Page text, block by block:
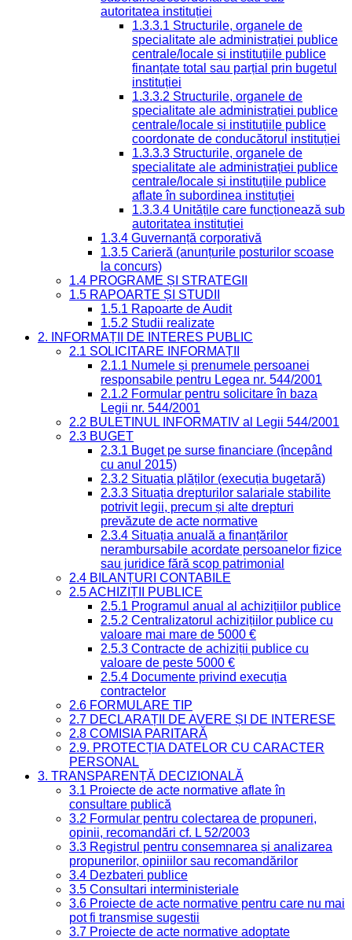
autoritatea instituției
1.3.3.1 Structurile, organele de
specialitate ale administrației publice
centrale/locale și instituțiile publice
finanțate total sau parțial prin bugetul
instituției
1.3.3.2 Structurile, organele de
specialitate ale administrației publice
centrale/locale și instituțiile publice
coordonate de conducătorul instituției
1.3.3.3 Structurile, organele de
specialitate ale administrației publice
centrale/locale și instituțiile publice
aflate în subordinea instituției
1.3.3.4 Unitățile care funcționează sub
autoritatea instituției
1.3.4 Guvernanță corporativă
1.3.5 Carieră (anunțurile posturilor scoase
la concurs)
1.4 PROGRAME ȘI STRATEGII
1.5 RAPOARTE ȘI STUDII
1.5.1 Rapoarte de Audit
1.5.2 Studii realizate
2. INFORMAȚII DE INTERES PUBLIC
2.1 SOLICITARE INFORMAȚII
2.1.1 Numele și prenumele persoanei
responsabile pentru Legea nr. 544/2001
2.1.2 Formular pentru solicitare în baza
Legii nr. 544/2001
2.2 BULETINUL INFORMATIV al Legii 544/2001
2.3 BUGET
2.3.1 Buget pe surse financiare (începând
cu anul 2015)
2.3.2 Situația plăților (execuția bugetară)
2.3.3 Situația drepturilor salariale stabilite
potrivit legii, precum și alte drepturi
prevăzute de acte normative
2.3.4 Situația anuală a finanțărilor
nerambursabile acordate persoanelor fizice
sau juridice fără scop patrimonial
2.4 BILANȚURI CONTABILE
2.5 ACHIZIȚII PUBLICE
2.5.1 Programul anual al achizițiilor publice
2.5.2 Centralizatorul achizițiilor publice cu
valoare mai mare de 5000 €
2.5.3 Contracte de achiziții publice cu
valoare de peste 5000 €
2.5.4 Documente privind execuția
contractelor
2.6 FORMULARE TIP
2.7 DECLARAȚII DE AVERE ȘI DE INTERESE
2.8 COMISIA PARITARĂ
2.9. PROTECȚIA DATELOR CU CARACTER
PERSONAL
3. TRANSPARENȚĂ DECIZIONALĂ
3.1 Proiecte de acte normative aflate în
consultare publică
3.2 Formular pentru colectarea de propuneri,
opinii, recomandări cf. L 52/2003
3.3 Registrul pentru consemnarea și analizarea
propunerilor, opiniilor sau recomandărilor
3.4 Dezbateri publice
3.5 Consultari interministeriale
3.6 Proiecte de acte normative pentru care nu mai
pot fi transmise sugestii
3.7 Proiecte de acte normative adoptate